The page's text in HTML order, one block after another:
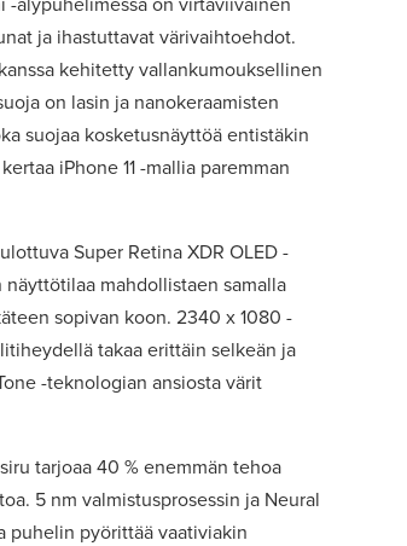
-älypuhelimessa on virtaviivainen
ja ihastuttavat värivaihtoehdot.
kehitetty vallankumouksellinen
on lasin ja nanokeraamisten
suojaa kosketusnäyttöä entistäkin
iPhone 11 -mallia paremman
Super Retina XDR OLED -
mahdollistaen samalla
sopivan koon. 2340 x 1080 -
takaa erittäin selkeän ja
-teknologian ansiosta värit
tarjoaa 40 % enemmän tehoa
5 nm valmistusprosessin ja Neural
puhelin pyörittää vaativiakin